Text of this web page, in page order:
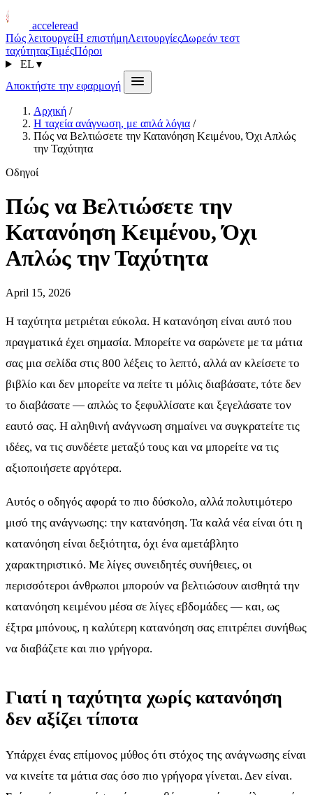
acceleread
Πώς λειτουργείΗ επιστήμηΛειτουργίεςΔωρεάν τεστ
ταχύτηταςΤιμέςΠόροι
EL ▾
Αποκτήστε την εφαρμογή
Αρχική /
Η ταχεία ανάγνωση, με απλά λόγια /
Πώς να Βελτιώσετε την Κατανόηση Κειμένου, Όχι Απλώς
την Ταχύτητα
Οδηγοί
Πώς να Βελτιώσετε την
Κατανόηση Κειμένου, Όχι
Απλώς την Ταχύτητα
April 15, 2026
Η ταχύτητα μετριέται εύκολα. Η κατανόηση είναι αυτό που
πραγματικά έχει σημασία. Μπορείτε να σαρώνετε με τα μάτια
σας μια σελίδα στις 800 λέξεις το λεπτό, αλλά αν κλείσετε το
βιβλίο και δεν μπορείτε να πείτε τι μόλις διαβάσατε, τότε δεν
το διαβάσατε — απλώς το ξεφυλλίσατε και ξεγελάσατε τον
εαυτό σας. Η αληθινή ανάγνωση σημαίνει να συγκρατείτε τις
ιδέες, να τις συνδέετε μεταξύ τους και να μπορείτε να τις
αξιοποιήσετε αργότερα.
Αυτός ο οδηγός αφορά το πιο δύσκολο, αλλά πολυτιμότερο
μισό της ανάγνωσης: την κατανόηση. Τα καλά νέα είναι ότι η
κατανόηση είναι δεξιότητα, όχι ένα αμετάβλητο
χαρακτηριστικό. Με λίγες συνειδητές συνήθειες, οι
περισσότεροι άνθρωποι μπορούν να βελτιώσουν αισθητά την
κατανόηση κειμένου μέσα σε λίγες εβδομάδες — και, ως
έξτρα μπόνους, η καλύτερη κατανόηση σας επιτρέπει συνήθως
να διαβάζετε και πιο γρήγορα.
Γιατί η ταχύτητα χωρίς κατανόηση
δεν αξίζει τίποτα
Υπάρχει ένας επίμονος μύθος ότι στόχος της ανάγνωσης είναι
να κινείτε τα μάτια σας όσο πιο γρήγορα γίνεται. Δεν είναι.